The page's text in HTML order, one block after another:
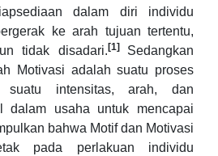
dalam diri individu
ke arah tujuan tertentu,
tidak disadari. [1] Sedangkan
Motivasi adalah suatu proses
suatu intensitas, arah, dan
dalam usaha untuk mencapai
bahwa Motif dan Motivasi
pada perlakuan individu